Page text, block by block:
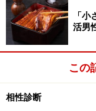
「
活男
この
相性診断